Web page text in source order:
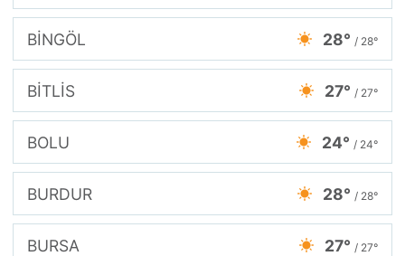
BİNGÖL 28° / 28°
BİTLİS 27° / 27°
BOLU 24° / 24°
BURDUR 28° / 28°
BURSA 27° / 27°